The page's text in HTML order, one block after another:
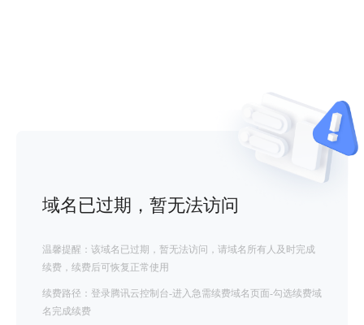
域名已过期，暂无法访问
温馨提醒：该域名已过期，暂无法访问，请域名所有人及时完成
续费，续费后可恢复正常使用
续费路径：登录腾讯云控制台-进入急需续费域名页面-勾选续费域
名完成续费